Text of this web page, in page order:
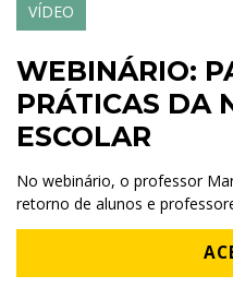
VÍDEO
WEBINÁRIO:
PRÁTICAS DA
ESCOLAR
No webinário, o professor
retorno de alunos e